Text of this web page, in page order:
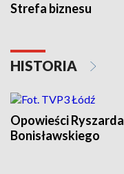
Strefa biznesu
HISTORIA
Opowieści Ryszarda
Bonisławskiego